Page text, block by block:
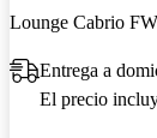
Lounge Cabrio
Entrega a
El precio